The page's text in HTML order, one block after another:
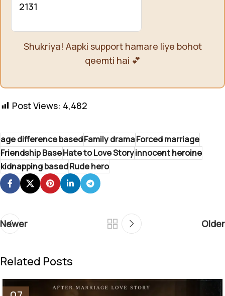
2131
Shukriya! Aapki support hamare liye bohot
qeemti hai 💕
Post Views: 4,482
age difference basedFamily dramaForced marriage
Friendship BaseHate to Love Storyinnocent heroine
kidnapping basedRude hero
Newer Older
Related Posts